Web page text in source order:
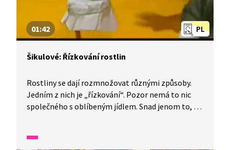
PL
01:42
Šikulové: Řízkování rostlin
Rostliny se dají rozmnožovat různými způsoby.
Jedním z nich je „řízkování“. Pozor nemá to nic
společného s oblíbeným jídlem. Snad jenom to, že
A vlastnoručně vypěstovaná kytička je ten